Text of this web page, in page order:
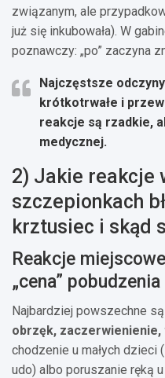
związanym, ale
już się inkubowała). W
poznawczy: „po” zaczyna
Najczęstsze
krótkotrwałe i
reakcje są rzadkie,
medycznej.
2) Jakie reakcje
szczepionkach
krztusiec i skąd
Reakcje
„cena”
Najbardziej powszechne
obrzęk, zaczerwienienie,
chodzenie u małych
udo) albo poruszanie ręką